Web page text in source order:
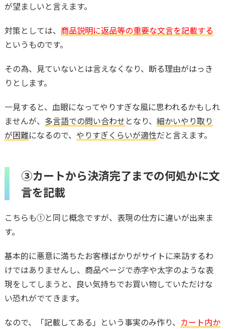
が望ましいと言えます。
対策としては、 商品説明に返品等の重要な文言を記載する
というものです。
その為、見ていないとは言えなくなり、断る理由がはっき
りとします。
一見すると、血眼になってやりすぎな風に思われるかもしれ
ませんが、 多言語での問い合わせとなり、 細かいやり取り
が困難になるので、 やりすぎくらいが適性だと言えます。
③カートから決済完了までの何処かに文
言を記載
こちらも①と同じ概念ですが、表現の仕方に違いが出来ま
す。
基本的に悪意に満ちたお客様ばかりがサイトに来訪するわ
けではありませんし、商品ページで赤字や太字のような表
現をしてしまうと、良い気持ちでお買い物していただけな
い恐れがでてきます。
なので、「記載してある」という事実のみ作り、 カート内か